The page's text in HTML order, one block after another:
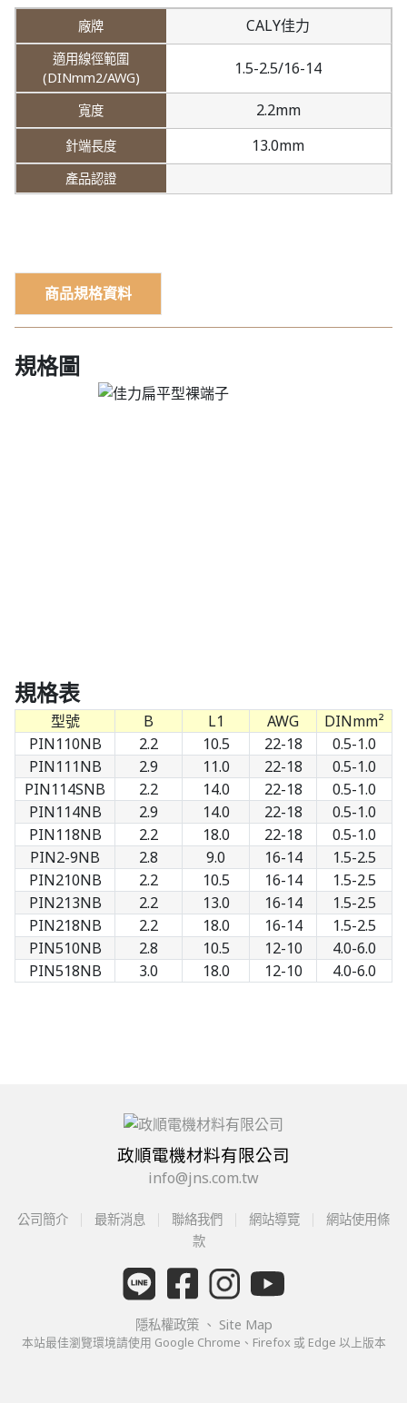
CALY佳力
1.5-2.5/16-14
2.2mm
13.0mm
商品規格資料
規格圖
規格表
型號 B L1 AWG
DINmm²
PIN110NB
2.2 10.5 22-18
0.5-1.0
PIN111NB
2.9 11.0 22-18
0.5-1.0
PIN114SNB
2.2 14.0 22-18
0.5-1.0
PIN114NB
2.9 14.0 22-18
0.5-1.0
PIN118NB
2.2 18.0 22-18
0.5-1.0
PIN2-9NB
2.8 9.0 16-14
1.5-2.5
PIN210NB
2.2 10.5 16-14
1.5-2.5
PIN213NB
2.2 13.0 16-14
1.5-2.5
PIN218NB
2.2 18.0 16-14
1.5-2.5
PIN510NB
2.8 10.5 12-10
4.0-6.0
PIN518NB
3.0 18.0 12-10 4.0-6.0
政順電機材料有限公司
info@jns.com.tw
公司簡介 最新消息 聯絡我們 網站導覽
網站使用條
款
隱私權政策 、 Site Map
本站最佳瀏覽環境請使用 Google Chrome、Firefox 或 Edge 以上版本